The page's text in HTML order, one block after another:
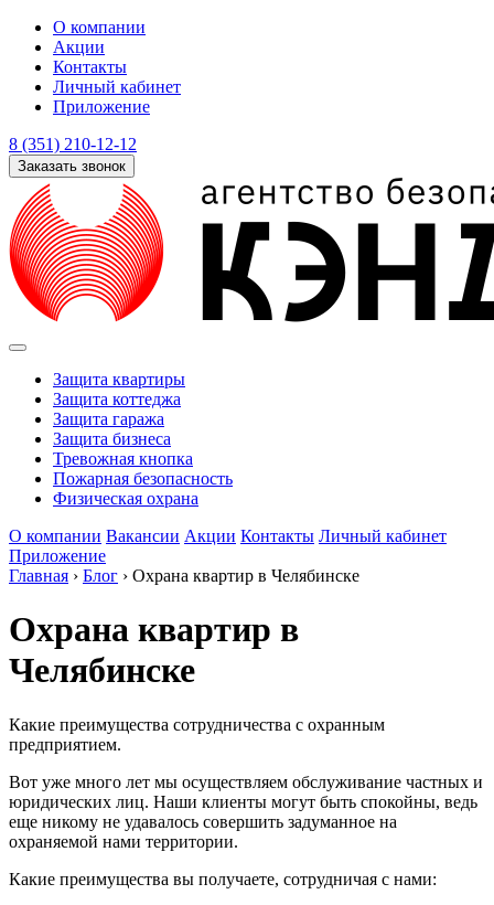
О компании
Акции
Контакты
Личный кабинет
Приложение
8 (351) 210-12-12
Заказать звонок
Защита квартиры
Защита коттеджа
Защита гаража
Защита бизнеса
Тревожная кнопка
Пожарная безопасность
Физическая охрана
О компании Вакансии Акции Контакты Личный кабинет
Приложение
Главная › Блог › Охрана квартир в Челябинске
Охрана квартир в
Челябинске
Какие преимущества сотрудничества с охранным
предприятием.
Вот уже много лет мы осуществляем обслуживание частных и
юридических лиц. Наши клиенты могут быть спокойны, ведь
еще никому не удавалось совершить задуманное на
охраняемой нами территории.
Какие преимущества вы получаете, сотрудничая с нами: